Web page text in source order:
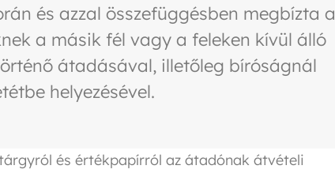
és azzal összefüggésben megbízta a
a másik fél vagy a feleken kívül álló
átadásával, illetőleg bíróságnál
helyezésével.
és értékpapírról az átadónak átvételi